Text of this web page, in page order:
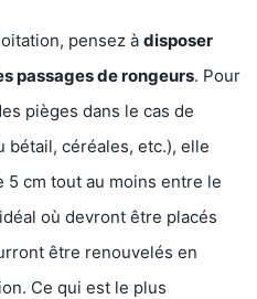
pensez à disposer
passages de rongeurs. Pour
pièges dans le cas de
bétail, céréales, etc.), elle
5 cm tout au moins entre le
où devront être placés
être renouvelés en
Ce qui est le plus